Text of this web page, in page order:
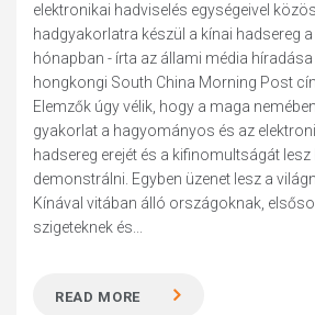
elektronikai hadviselés egységeivel
hadgyakorlatra készül a kínai hadsereg
hónapban - írta az állami média
hongkongi South China Morning Post
Elemzők úgy vélik, hogy a maga
gyakorlat a hagyományos és az
hadsereg erejét és a kifinomultságát
demonstrálni. Egyben üzenet lesz a
Kínával vitában álló országoknak,
szigeteknek és...
READ MORE